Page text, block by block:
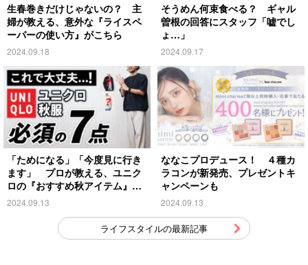
生春巻きだけじゃないの？ 主
婦が教える、意外な『ライスペ
ーパーの使い方』がこちら
2024.09.18
そうめん何束食べる？ ギャル
曽根の回答にスタッフ「嘘でし
ょ…」
2024.09.17
「ためになる」「今度見に行き
ます」 プロが教える、ユニク
ロの『おすすめ秋アイテム』が
こちら
2024.09.13
ななこプロデュース！ ４種カ
ラコンが新発売、プレゼントキ
ャンペーンも
2024.09.13
ライフスタイルの最新記事